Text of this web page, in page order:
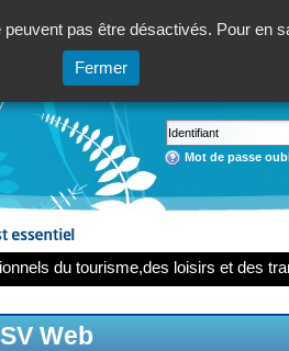
pas être désactivés. Pour en
Fermer
Mot de passe
du tourisme,des loisirs et des
Web